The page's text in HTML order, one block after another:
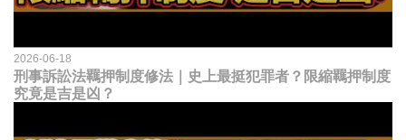
2026-06-18
刑事訴訟法羈押制度修法｜史上最挺犯罪者？限縮羈押制度
究竟是吉是凶？